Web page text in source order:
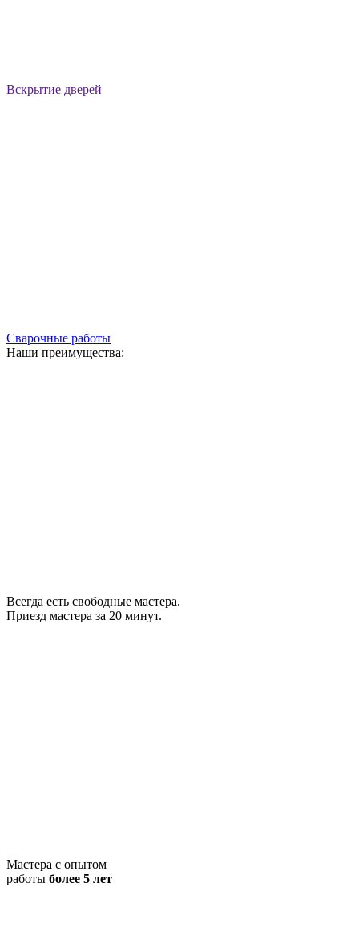
Вскрытие дверей
Сварочные работы
Наши преимущества:
Всегда есть свободные мастера.
Приезд мастера за 20 минут.
Мастера с опытом
работы более 5 лет